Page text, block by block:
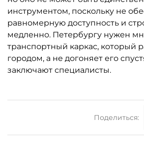
инструментом, поскольку не
равномерную доступность и
медленно. Петербургу нужен
транспортный каркас, который
городом, а не догоняет его
заключают специалисты.
Поделиться: